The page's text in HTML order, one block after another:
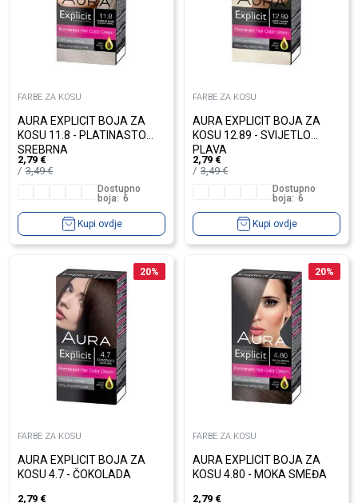
FARBE ZA KOSU
AURA EXPLICIT BOJA ZA
KOSU 11.8 - PLATINASTO
SREBRNA
2,79 €
3,49€
Dostupno
boja: 6
Kupi ovdje
FARBE ZA KOSU
AURA EXPLICIT BOJA ZA
KOSU 12.89 - SVIJETLO
PLAVA
2,79 €
3,49€
Dostupno
boja: 6
Kupi ovdje
20%
FARBE ZA KOSU
AURA EXPLICIT BOJA ZA
KOSU 4.7 - ČOKOLADA
2,79 €
20%
FARBE ZA KOSU
AURA EXPLICIT BOJA ZA
KOSU 4.80 - MOKA SMEĐA
2,79 €